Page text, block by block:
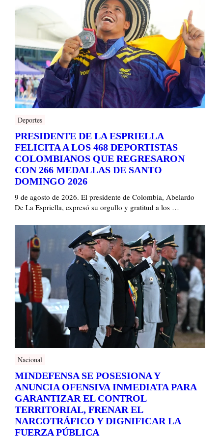
Deportes
PRESIDENTE DE LA ESPRIELLA
FELICITA A LOS 468 DEPORTISTAS
COLOMBIANOS QUE REGRESARON
CON 266 MEDALLAS DE SANTO
DOMINGO 2026
9 de agosto de 2026. El presidente de Colombia, Abelardo
De La Espriella, expresó su orgullo y gratitud a los …
Nacional
MINDEFENSA SE POSESIONA Y
ANUNCIA OFENSIVA INMEDIATA PARA
GARANTIZAR EL CONTROL
TERRITORIAL, FRENAR EL
NARCOTRÁFICO Y DIGNIFICAR LA
FUERZA PÚBLICA